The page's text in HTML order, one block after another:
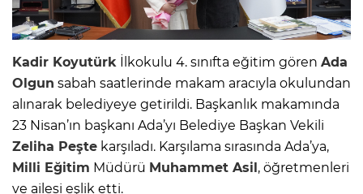
Kadir Koyutürk İlkokulu 4. sınıfta eğitim gören Ada
Olgun sabah saatlerinde makam aracıyla okulundan
alınarak belediyeye getirildi. Başkanlık makamında
23 Nisan’ın başkanı Ada’yı Belediye Başkan Vekili
Zeliha Peşte karşıladı. Karşılama sırasında Ada’ya,
Milli Eğitim Müdürü Muhammet Asil, öğretmenleri
ve ailesi eşlik etti.